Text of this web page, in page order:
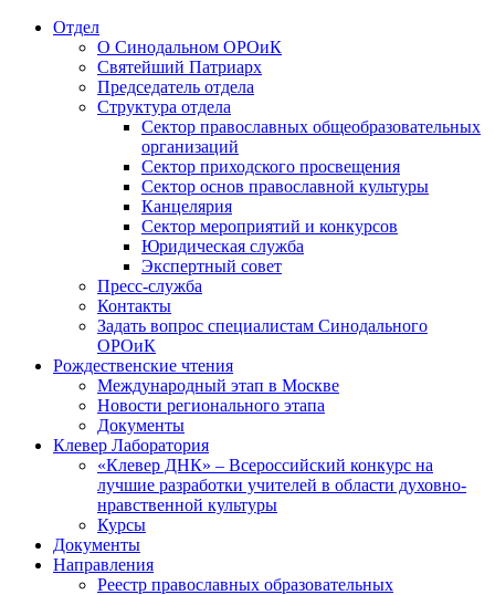
Отдел
О Синодальном ОРОиК
Святейший Патриарх
Председатель отдела
Структура отдела
Сектор православных общеобразовательных
организаций
Сектор приходского просвещения
Сектор основ православной культуры
Канцелярия
Сектор мероприятий и конкурсов
Юридическая служба
Экспертный совет
Пресс-служба
Контакты
Задать вопрос специалистам Синодального
ОРОиК
Рождественские чтения
Международный этап в Москве
Новости регионального этапа
Документы
Клевер Лаборатория
«Клевер ДНК» – Всероссийский конкурс на
лучшие разработки учителей в области духовно-
нравственной культуры
Курсы
Документы
Направления
Реестр православных образовательных